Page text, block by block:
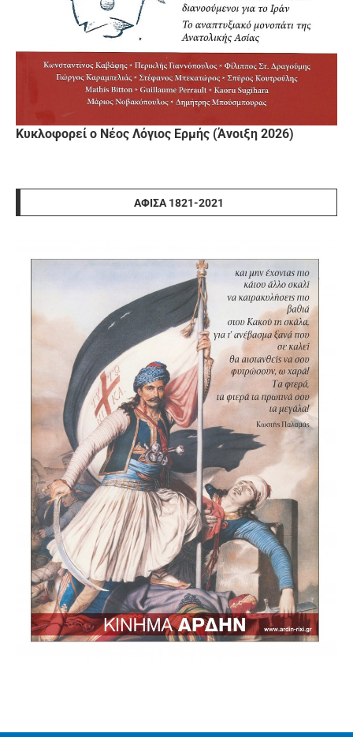
Κυκλοφορεί ο Νέος Λόγιος Ερμής (Άνοιξη 2026)
ΑΦΊΣΑ 1821-2021